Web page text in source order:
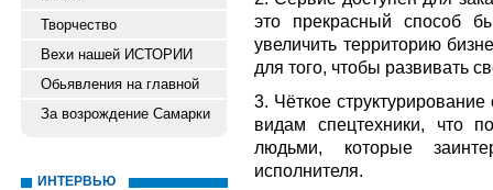
Творчество
Вехи нашей ИСТОРИИ
Обьявления на главной
За возрождение Самарки
ИНТЕРВЬЮ
это прекрасный способ
увеличить территорию
для того, чтобы развивать
3. Чёткое
видам спецтехники, что
людьми, которые
исполнителя.